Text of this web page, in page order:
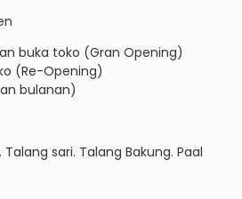
buka toko (Gran Opening)
(Re-Opening)
bulanan)
sari. Talang Bakung. Paal